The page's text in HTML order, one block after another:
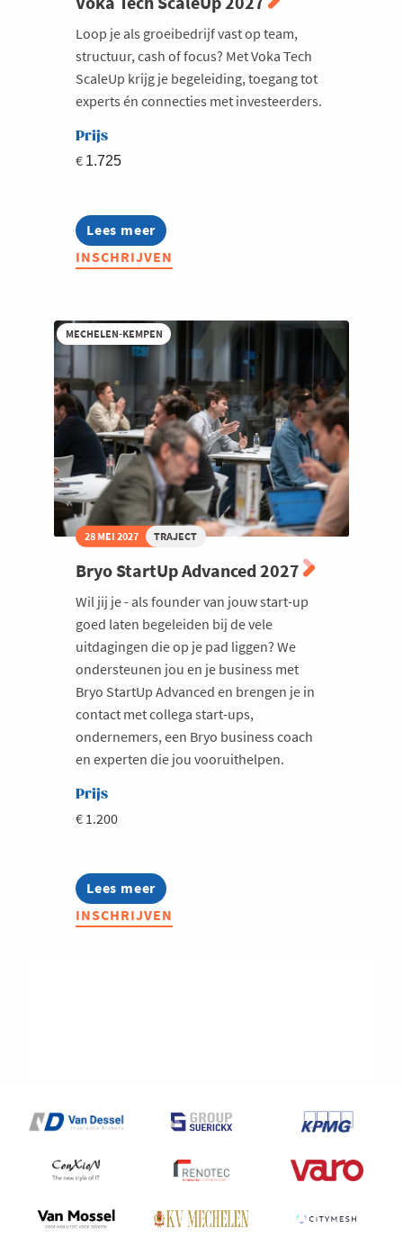
Loop je als groeibedrijf vast op team,
structuur, cash of focus? Met Voka Tech
ScaleUp krijg je begeleiding, toegang tot
experts én connecties met investeerders.
Prijs
€ 1.725
Lees meer
about
Voka
Tech
INSCHRIJVEN
MECHELEN-KEMPEN
28 MEI 2027 TRAJECT
Bryo StartUp Advanced 2027
Wil jij je - als founder van jouw start-up
goed laten begeleiden bij de vele
uitdagingen die op je pad liggen? We
ondersteunen jou en je business met
Bryo StartUp Advanced en brengen je in
contact met collega start-ups,
ondernemers, een Bryo business coach
en experten die jou vooruithelpen.
Prijs
€ 1.200
Lees meer
about
Bryo
StartUp
INSCHRIJVEN